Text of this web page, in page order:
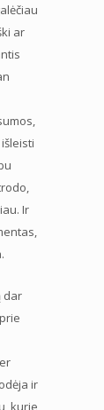
ar
Ir
dar
ir
kurie